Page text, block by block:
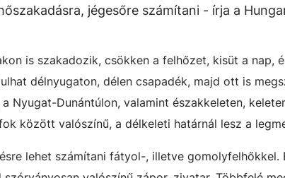
jégesőre számítani - írja a
is szakadozik, csökken a felhőzet, kisüt a nap,
délnyugaton, délen csapadék, majd ott is
Nyugat-Dunántúlon, valamint északkeleten,
között valószínű, a délkeleti határnál lesz a
lehet számítani fátyol-, illetve gomolyfelhőkkel.